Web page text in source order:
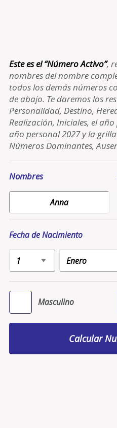
Este es el “Número Activo”,
nombres del nombre
todos los demás números
de abajo. Te daremos los
Personalidad, Destino,
Realización, Iniciales, el
año personal 2027 y la
Números Dominantes,
Nombres
Fecha de Nacimiento
Masculino